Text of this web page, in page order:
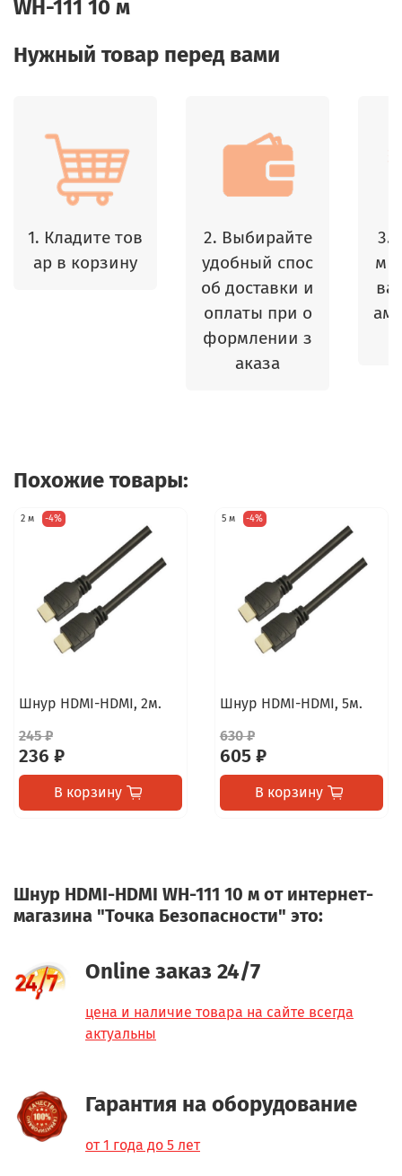
WH-111 10 м
Нужный товар перед вами
1. Кладите тов
ар в корзину
2. Выбирайте
удобный спос
об доставки и
оплаты при о
формлении з
аказа
3.
м
Похожие товары:
2 м -4%
Шнур HDMI-HDMI, 2м.
245 ₽
236 ₽
В корзину
5 м -4%
Шнур HDMI-HDMI, 5м.
630 ₽
605 ₽
В корзину
Шнур HDMI-HDMI WH-111 10 м от интернет-
магазина "Точка Безопасности" это:
Online заказ 24/7
цена и наличие товара на сайте всегда
актуальны
Гарантия на оборудование
от 1 года до 5 лет